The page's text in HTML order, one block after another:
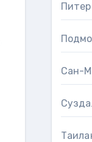
Питер
Сан-